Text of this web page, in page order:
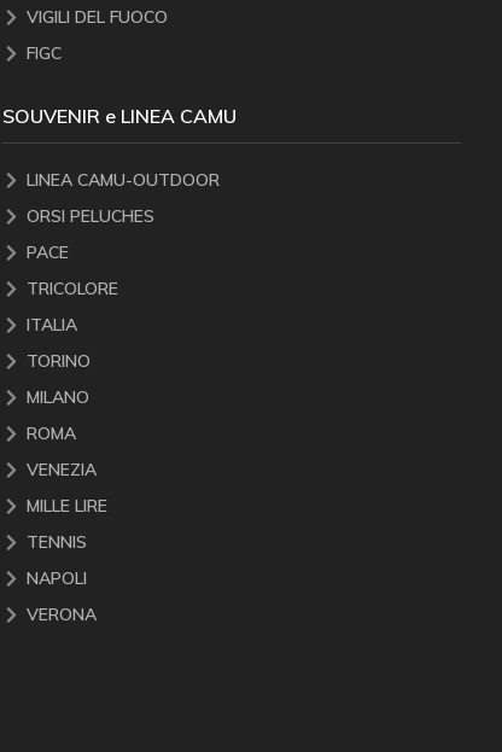
VIGILI DEL FUOCO
FIGC
SOUVENIR e LINEA CAMU
LINEA CAMU-OUTDOOR
ORSI PELUCHES
PACE
TRICOLORE
ITALIA
TORINO
MILANO
ROMA
VENEZIA
MILLE LIRE
TENNIS
NAPOLI
VERONA